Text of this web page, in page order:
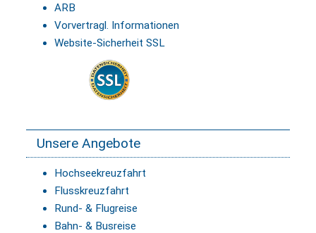
ARB
Vorvertragl. Informationen
Website-Sicherheit SSL
Unsere Angebote
Hochseekreuzfahrt
Flusskreuzfahrt
Rund- & Flugreise
Bahn- & Busreise